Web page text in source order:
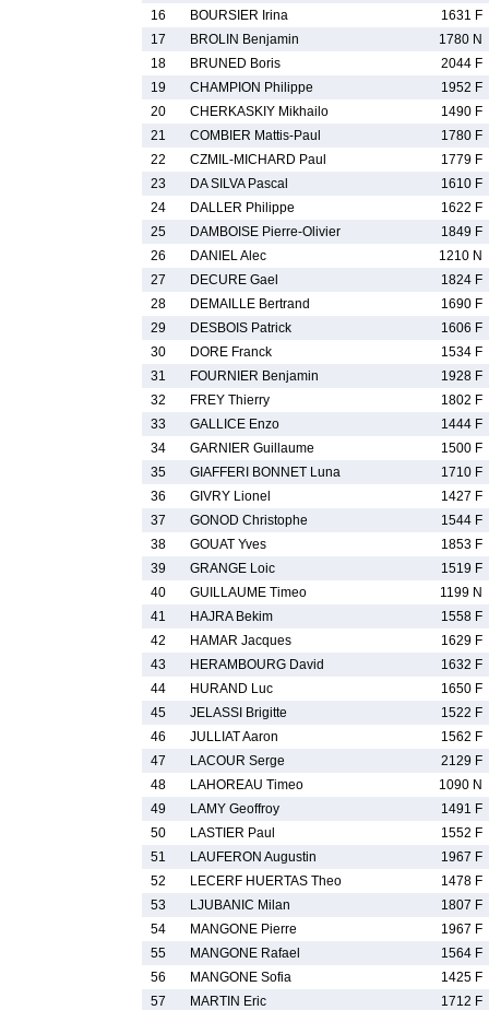
16
BOURSIER Irina
1631 F
17
BROLIN Benjamin
1780 N
18
BRUNED Boris
2044 F
19
CHAMPION Philippe
1952 F
20
CHERKASKIY Mikhailo
1490 F
21
COMBIER Mattis-Paul
1780 F
22
CZMIL-MICHARD Paul
1779 F
23
DA SILVA Pascal
1610 F
24
DALLER Philippe
1622 F
25
DAMBOISE Pierre-Olivier
1849 F
26
DANIEL Alec
1210 N
27
DECURE Gael
1824 F
28
DEMAILLE Bertrand
1690 F
29
DESBOIS Patrick
1606 F
30
DORE Franck
1534 F
31
FOURNIER Benjamin
1928 F
32
FREY Thierry
1802 F
33
GALLICE Enzo
1444 F
34
GARNIER Guillaume
1500 F
35
GIAFFERI BONNET Luna
1710 F
36
GIVRY Lionel
1427 F
37
GONOD Christophe
1544 F
38
GOUAT Yves
1853 F
39
GRANGE Loic
1519 F
40
GUILLAUME Timeo
1199 N
41
HAJRA Bekim
1558 F
42
HAMAR Jacques
1629 F
43
HERAMBOURG David
1632 F
44
HURAND Luc
1650 F
45
JELASSI Brigitte
1522 F
46
JULLIAT Aaron
1562 F
47
LACOUR Serge
2129 F
48
LAHOREAU Timeo
1090 N
49
LAMY Geoffroy
1491 F
50
LASTIER Paul
1552 F
51
LAUFERON Augustin
1967 F
52
LECERF HUERTAS Theo
1478 F
53
LJUBANIC Milan
1807 F
54
MANGONE Pierre
1967 F
55
MANGONE Rafael
1564 F
56
MANGONE Sofia
1425 F
57
MARTIN Eric
1712 F